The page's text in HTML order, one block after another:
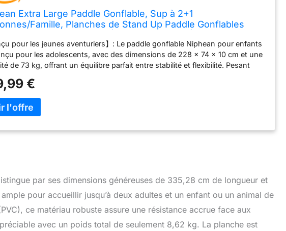
Extra Large Paddle Gonflable, Sup à 2+1
Famille, Planches de Stand Up Paddle Gonflables
Adulte, Cadeaux
pour les jeunes aventuriers】: Le paddle gonflable Niphean pour enfants
pour les adolescents, avec des dimensions de 228 × 74 × 10 cm et une
de 73 kg, offrant un équilibre parfait entre stabilité et flexibilité. Pesant
enfant Niphean soutient les jeunes de manière fiable pour profiter
de chaque sortie sur l’eau ! 【Sécurité et stabilité renforcées】: Le
up paddle gonflable pour enfant Niphean possède un pont doux et texturé
une adhérence fiable même par temps humide. Avec sa zone
le paddle gonflable enfant Niphean aide les enfants à rester
poignées pour une prise et un transport faciles. Les élastiques inclus
en sécurité les essentiels comme les bouteilles d’eau, permettant
de se concentrer sur l’expérience du paddle gonflable enfant Niphean.
réglable de 132 à 170 cm s’adapte à toutes les tailles. Chaque détail rend
plus agréable et pratique. 【Prêt à pagayer dès la sortie de la boîte】:
€
par ses dimensions généreuses de 335,28 cm de longueur et
pour accueillir jusqu’à deux adultes et un enfant ou un animal de
ce matériau robuste assure une résistance accrue face aux
avec un poids total de seulement 8,62 kg. La planche est